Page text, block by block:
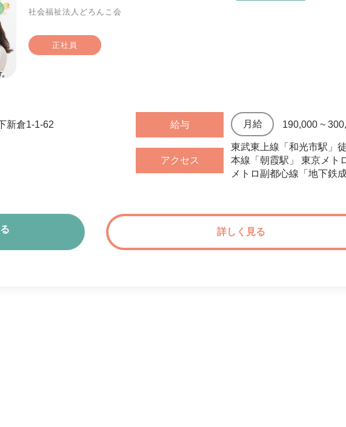
社会福祉法人どろんこ会
正社員
新倉1-1-62 給与 190,000 ~
アクセス
東武東上線「和光市駅」
本線「朝霞駅」 東京メト
メトロ副都心線「地下鉄成
詳しく見る